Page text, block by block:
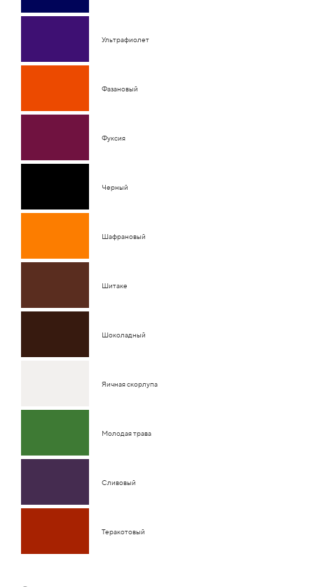
Ультрафиолет
Фазановый
Фуксия
Черный
Шафрановый
Шитаке
Шоколадный
Яичная скорлупа
Молодая трава
Сливовый
Теракотовый